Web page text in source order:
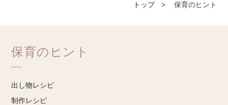
トップ 保育のヒント
保育のヒント
出し物レシピ
制作レシピ